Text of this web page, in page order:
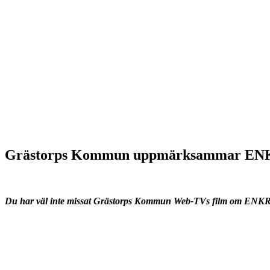
Grästorps Kommun uppmärksammar
Du har väl inte missat Grästorps Kommun Web-TVs film om